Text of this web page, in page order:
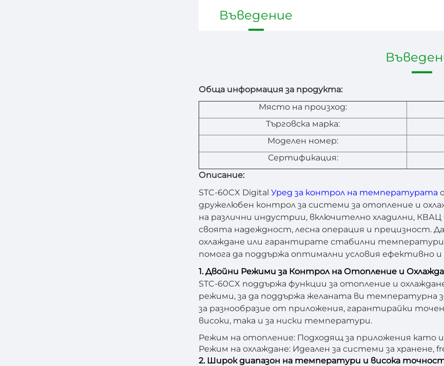
Въведение
Обща информация за продукта:
Място на произход:
Търговска марка:
Моделен номер:
Сертификация:
Описание:
STC-60CX Digital Уред за контрол на температурата
дружелюбен контрол за системи за отопление и
на различни индустрии, включително хладилни, КВАЦ
своята надеждност, лесна операция и прецизност.
охлаждане или гарантирате стабилни температури
помога да поддържа оптимални условия ефективно и
1. Двойни Режими за Контрол на Отопление и
STC-60CX поддържа функции за отопление и
режими, за да поддържа желаната ви температурна
за разнообразие от приложения, гарантирайки
високи, така и за ниски температури.
Режим на отопление: Подходящ за приложения като
Режим на охлаждане: Идеален за системи за хранене,
2. Широк диапазон на температури и висока